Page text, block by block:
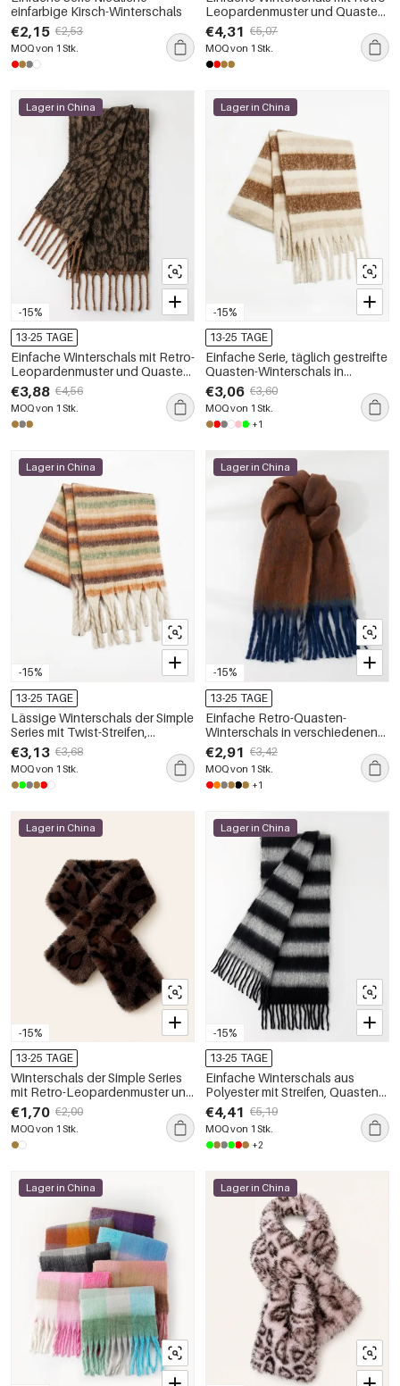
einfarbige Kirsch-Winterschals
€2,15 €2,53
MOQ von 1 Stk.
Leopardenmuster und Quasten
aus der Serie Simple
€4,31 €5,07
MOQ von 1 Stk.
-15%
Lager in China
13-25 TAGE
Einfache Winterschals mit Retro-
Leopardenmuster und Quasten
aus der Serie Simple
€3,88 €4,56
MOQ von 1 Stk.
-15%
Lager in China
13-25 TAGE
Einfache Serie, täglich gestreifte
Quasten-Winterschals in
verschiedenen Farben
€3,06 €3,60
MOQ von 1 Stk.
+1
-15%
Lager in China
13-25 TAGE
Lässige Winterschals der Simple
Series mit Twist-Streifen,
Quasten und gemischten
Farben
€3,13 €3,68
MOQ von 1 Stk.
-15%
Lager in China
13-25 TAGE
Einfache Retro-Quasten-
Winterschals in verschiedenen
Farben
€2,91 €3,42
MOQ von 1 Stk.
+1
-15%
Lager in China
13-25 TAGE
Winterschals der Simple Series
mit Retro-Leopardenmuster und
Kunstpelz
€1,70 €2,00
MOQ von 1 Stk.
-15%
Lager in China
13-25 TAGE
Einfache Winterschals aus
Polyester mit Streifen, Quasten
und gemischten Farben
€4,41 €5,19
MOQ von 1 Stk.
+2
Lager in China Lager in China